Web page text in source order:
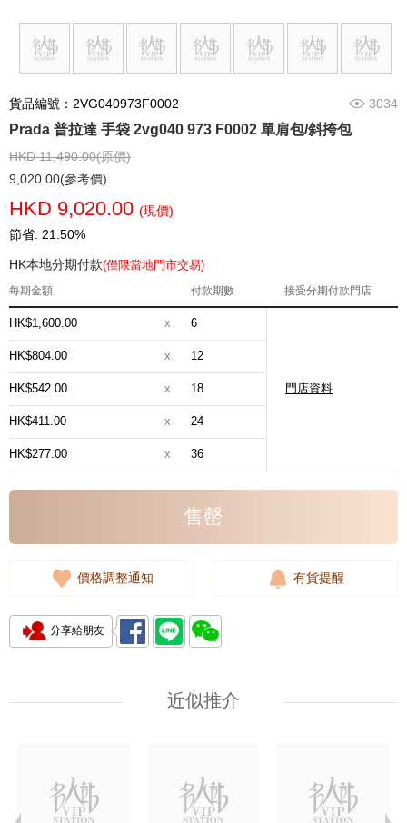
貨品編號：2VG040973F0002 3034
Prada 普拉達 手袋 2vg040 973 F0002 單肩包/斜挎包
HKD 11,490.00(原價)
9,020.00(參考價)
HKD 9,020.00 (現價)
節省: 21.50%
HK本地分期付款(僅限當地門市交易)
每期金額 付款期數 接受分期付款門店
HK$1,600.00 x 6
門店資料
HK$804.00 x 12
HK$542.00 x 18
HK$411.00 x 24
HK$277.00 x 36
售罄
價格調整通知 有貨提醒
分享給朋友
近似推介